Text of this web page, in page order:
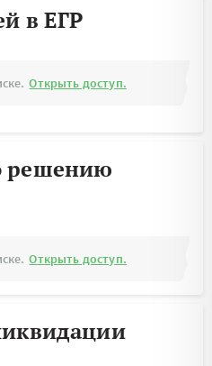
в ЕГР
Открыть доступ.
решению
Открыть доступ.